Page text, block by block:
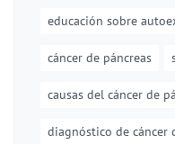
educación sobre
cáncer de páncreas
causas del cáncer de
diagnóstico de cáncer